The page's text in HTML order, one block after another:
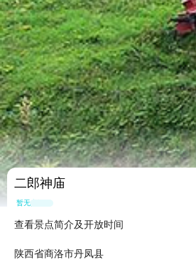
二郎神庙
暂无点评
查看景点简介及开放时间
陕西省商洛市丹凤县